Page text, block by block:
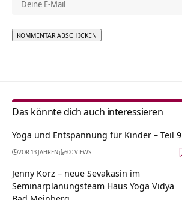
Das könnte dich auch interessieren
Yoga und Entspannung für Kinder – Teil 9
VOR 13 JAHREN 600 VIEWS
Jenny Korz – neue Sevakasin im
Seminarplanungsteam Haus Yoga Vidya